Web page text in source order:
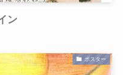
ン
ポスター